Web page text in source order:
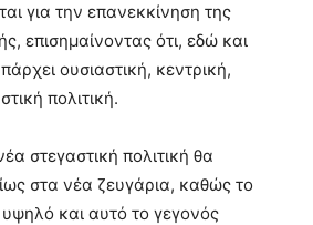
για την επανεκκίνηση της
επισημαίνοντας ότι, εδώ και
ουσιαστική, κεντρική,
πολιτική.
στεγαστική πολιτική θα
στα νέα ζευγάρια, καθώς το
υψηλό και αυτό το γεγονός